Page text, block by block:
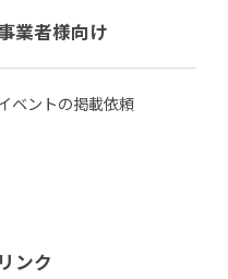
業者様向け
ベントの掲載依頼
リンク